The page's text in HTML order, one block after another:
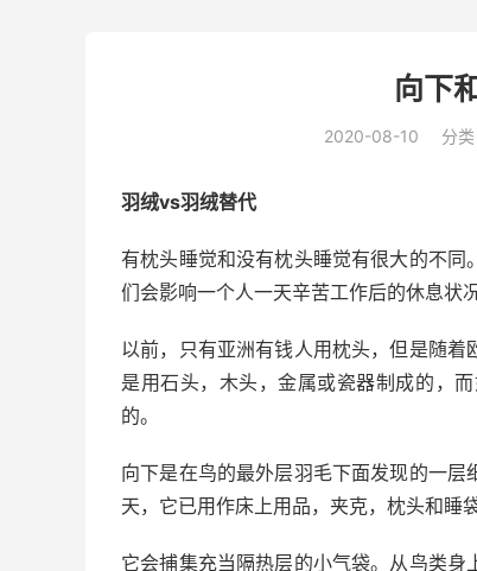
向下
2020-08-10 分类
羽绒vs羽绒替代
有枕头睡觉和没有枕头睡觉有很大的不
们会影响一个人一天辛苦工作后的休息状况
以前，只有亚洲有钱人用枕头，但是随
是用石头，木头，金属或瓷器制成的，
的。
向下是在鸟的最外层羽毛下面发现的一层
天，它已用作床上用品，夹克，枕头和睡
它会捕集充当隔热层的小气袋。从鸟类